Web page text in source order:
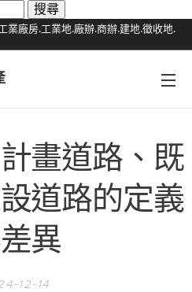
業廠房.工業地.廠辦.商辦.建地.徵收地.
畫道路、既
道路的定義
異
12-14